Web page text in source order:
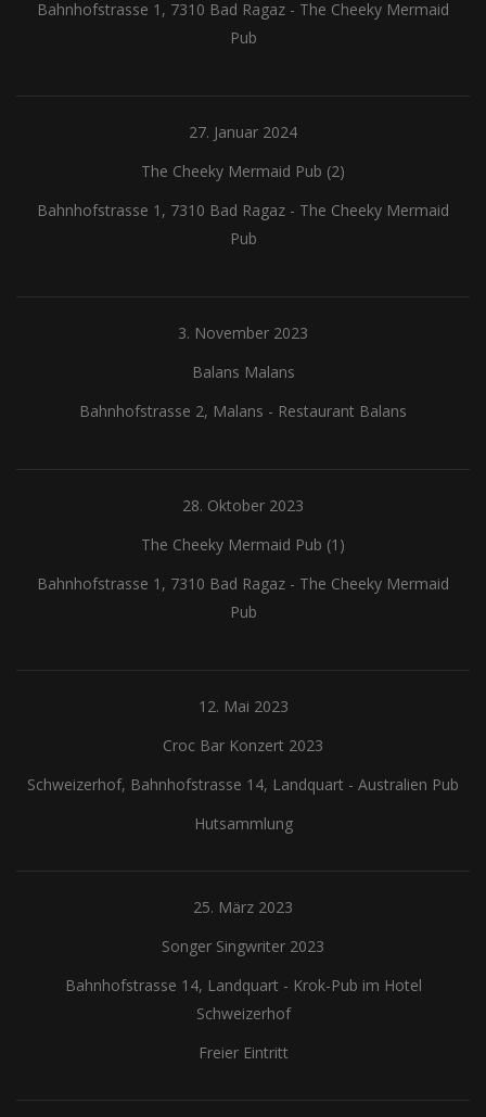
Bahnhofstrasse 1, 7310 Bad Ragaz - The Cheeky Mermaid
Pub
27. Januar 2024
The Cheeky Mermaid Pub (2)
Bahnhofstrasse 1, 7310 Bad Ragaz - The Cheeky Mermaid
Pub
3. November 2023
Balans Malans
Bahnhofstrasse 2, Malans - Restaurant Balans
28. Oktober 2023
The Cheeky Mermaid Pub (1)
Bahnhofstrasse 1, 7310 Bad Ragaz - The Cheeky Mermaid
Pub
12. Mai 2023
Croc Bar Konzert 2023
Schweizerhof, Bahnhofstrasse 14, Landquart - Australien Pub
Hutsammlung
25. März 2023
Songer Singwriter 2023
Bahnhofstrasse 14, Landquart - Krok-Pub im Hotel
Schweizerhof
Freier Eintritt